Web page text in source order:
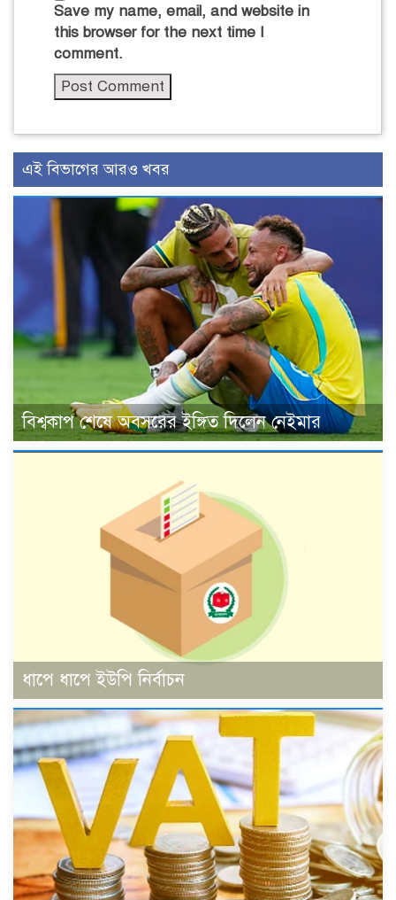
Save my name, email, and website in
this browser for the next time I
comment.
এই বিভাগের আরও খবর
বিশ্বকাপ শেষে অবসরের ইঙ্গিত দিলেন নেইমার
ধাপে ধাপে ইউপি নির্বাচন